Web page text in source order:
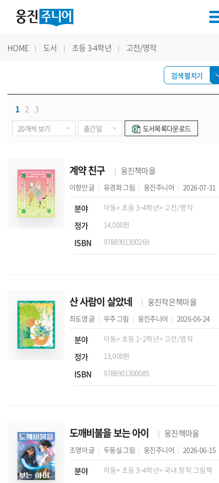
HOME 도서 초등 3-4학년 고전/명작
검색 펼치기
1 2 3
도서목록다운로드
계약 친구 웅진책마을
이향안글 유경화그림 웅진주니어 2026-07-31
분야 아동> 초등 3~4학년> 고전/명작
정가 14,000원
ISBN 9788901300269
산 사람이 살았네 웅진작은책마을
최도영 글 우주그림 웅진주니어 2026-06-24
분야 아동> 초등 1~2학년> 고전/명작
정가 13,000원
ISBN 9788901300085
도깨비불을 보는 아이 웅진책마을
조영아글 두둥실그림 웅진주니어 2026-06-15
분야 아동> 초등 3~4학년> 국내 창작 그림책